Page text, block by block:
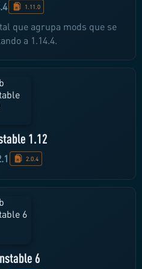
1.11.0
que agrupa mods que se
a 1.14.4.
1.12
2.0.4
6